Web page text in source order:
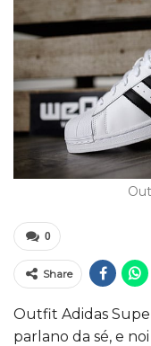
0
Share
Outfit Adidas
parlano da sé, e